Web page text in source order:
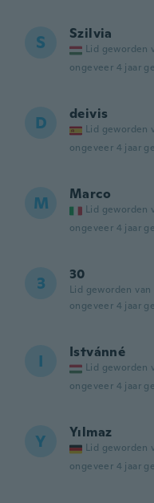
S Szilvia
Lid geworden
ongeveer 4 jaar
D deivis
Lid geworden
ongeveer 4 jaar
M Marco
Lid geworden
ongeveer 4 jaar
3 30
Lid geworden van
ongeveer 4 jaar
I Istvánné
Lid geworden
ongeveer 4 jaar
Y Yılmaz
Lid geworden
ongeveer 4 jaar